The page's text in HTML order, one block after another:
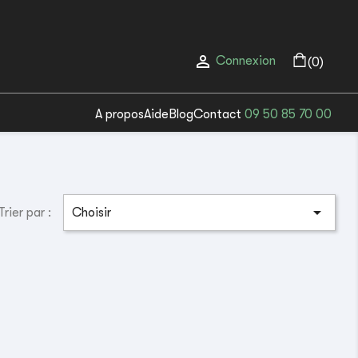
 Connexion (0)
A proposAide BlogContact 09 50 85 70 00
par : Choisir 